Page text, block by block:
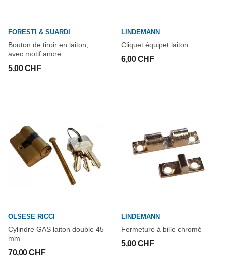
FORESTI & SUARDI
Bouton de tiroir en laiton,
avec motif ancre
5,00 CHF
LINDEMANN
Cliquet équipet laiton
6,00 CHF
OLSESE RICCI
Cylindre GAS laiton double 45
mm
70,00 CHF
LINDEMANN
Fermeture à bille chromé
5,00 CHF